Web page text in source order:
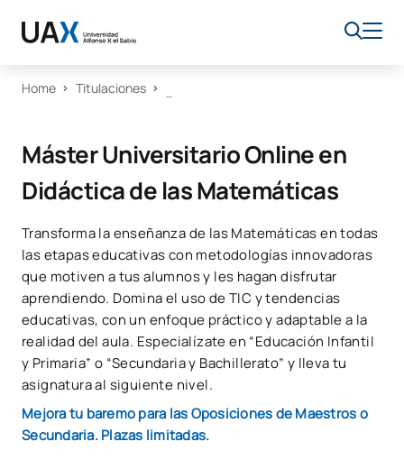
Home Titulaciones
Máster Universitario Online en
Didáctica de las Matemáticas
Transforma la enseñanza de las Matemáticas en todas
las etapas educativas con metodologías innovadoras
que motiven a tus alumnos y les hagan disfrutar
aprendiendo. Domina el uso de TIC y tendencias
educativas, con un enfoque práctico y adaptable a la
realidad del aula. Especialízate en “Educación Infantil
y Primaria” o “Secundaria y Bachillerato” y lleva tu
asignatura al siguiente nivel.
Mejora tu baremo para las Oposiciones de Maestros o
Secundaria. Plazas limitadas.